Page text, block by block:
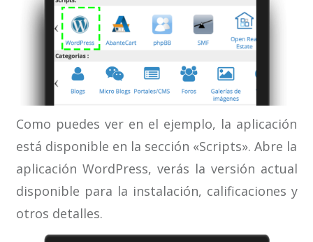
Como puedes ver en el ejemplo, la aplicación
está disponible en la sección «Scripts». Abre la
aplicación WordPress, verás la versión actual
disponible para la instalación, calificaciones y
otros detalles.